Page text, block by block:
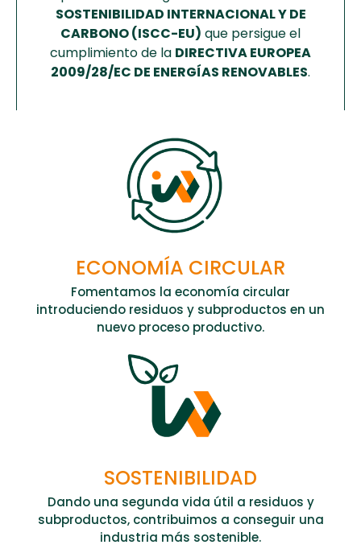
SOSTENIBILIDAD INTERNACIONAL Y DE
CARBONO (ISCC-EU) que persigue el
cumplimiento de la DIRECTIVA EUROPEA
2009/28/EC DE ENERGÍAS RENOVABLES.
ECONOMÍA CIRCULAR
Fomentamos la economía circular
introduciendo residuos y subproductos en un
nuevo proceso productivo.
SOSTENIBILIDAD
Dando una segunda vida útil a residuos y
subproductos, contribuimos a conseguir una
industria más sostenible.